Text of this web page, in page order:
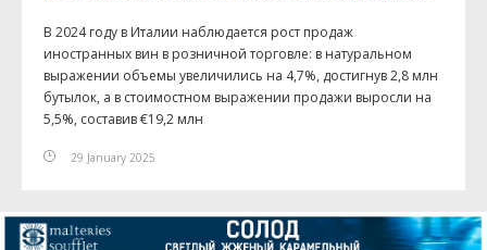
В 2024 году в Италии наблюдается рост продаж
иностранных вин в розничной торговле: в натуральном
выражении объемы увеличились на 4,7%, достигнув 2,8 млн
бутылок, а в стоимостном выражении продажи выросли на
5,5%, составив €19,2 млн
29 January 2025